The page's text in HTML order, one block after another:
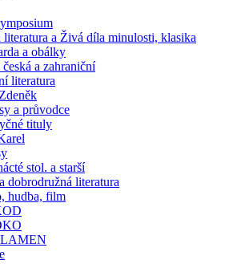
a Živá díla minulosti, klasika
a obálky
a zahraniční
literatura
a průvodce
tituly
stol. a starší
dobrodružná literatura
hudba, film